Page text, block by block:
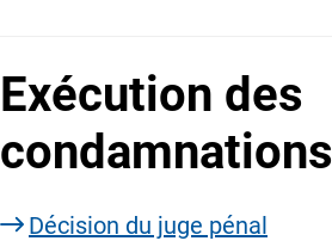
Exécution des
condamnations
Décision du juge pénal